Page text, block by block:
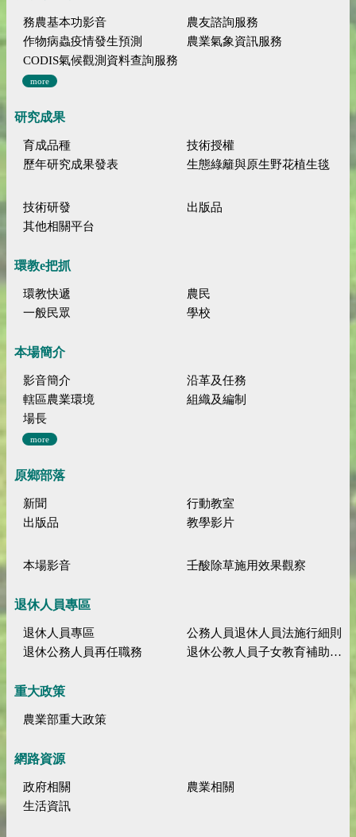
務農基本功影音
農友諮詢服務
作物病蟲疫情發生預測
農業氣象資訊服務
CODIS氣候觀測資料查詢服務
more
研究成果
育成品種
技術授權
歷年研究成果發表
生態綠籬與原生野花植生毯
技術研發
出版品
其他相關平台
環教e把抓
環教快遞
農民
一般民眾
學校
本場簡介
影音簡介
沿革及任務
轄區農業環境
組織及編制
場長
more
原鄉部落
新聞
行動教室
出版品
教學影片
本場影音 壬酸除草施用效果觀察
退休人員專區
退休人員專區
公務人員退休人員法施行細則
退休公務人員再任職務
退休公教人員子女教育補助規定
重大政策
農業部重大政策
網路資源
政府相關
農業相關
生活資訊